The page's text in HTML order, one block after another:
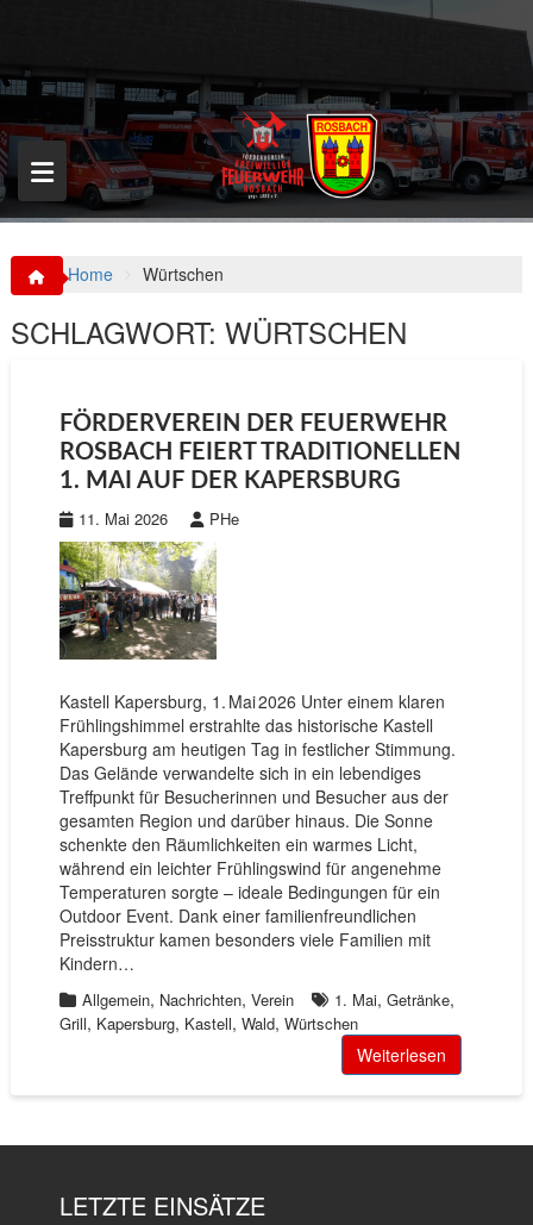
p
o
c
o
n
t
Home Würtschen
SCHLAGWORT: WÜRTSCHEN
FÖRDERVEREIN DER FEUERWEHR
ROSBACH FEIERT TRADITIONELLEN
1. MAI AUF DER KAPERSBURG
11. Mai 2026 PHe
Kastell Kapersburg, 1. Mai 2026 Unter einem klaren
Frühlingshimmel erstrahlte das historische Kastell
Kapersburg am heutigen Tag in festlicher Stimmung.
Das Gelände verwandelte sich in ein lebendiges
Treffpunkt für Besucherinnen und Besucher aus der
gesamten Region und darüber hinaus. Die Sonne
schenkte den Räumlichkeiten ein warmes Licht,
während ein leichter Frühlingswind für angenehme
Temperaturen sorgte – ideale Bedingungen für ein
Outdoor Event. Dank einer familienfreundlichen
Preisstruktur kamen besonders viele Familien mit
Kindern…
Allgemein, Nachrichten, Verein 1. Mai, Getränke,
Grill, Kapersburg, Kastell, Wald, Würtschen
Weiterlesen
LETZTE EINSÄTZE